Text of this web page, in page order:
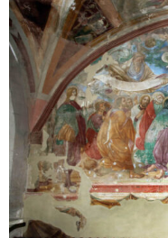
Biglietteria